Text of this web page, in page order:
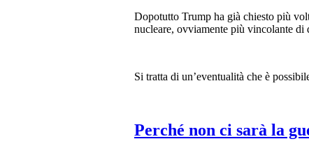
Dopotutto Trump ha già chiesto più
nucleare, ovviamente più vincolante di
Si tratta di un’eventualità che è
Perché non ci sarà la